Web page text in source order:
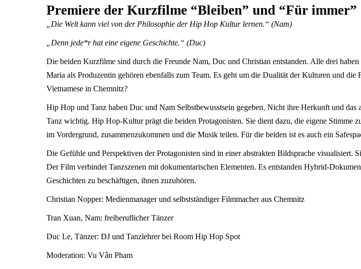
Premiere der Kurzfilme “Bleiben” und “Für immer”
„Die Welt kann viel von der Philosophie der Hip Hop Kultur lernen.“ (Nam)
„Denn jede*r hat eine eigene Geschichte.“ (Duc)
Die beiden Kurzfilme sind durch die Freunde Nam, Duc und Christian entstanden. Alle drei
Maria als Produzentin gehören ebenfalls zum Team. Es geht um die Dualität der Kulturen und
Vietnamese in Chemnitz?
Hip Hop und Tanz haben Duc und Nam Selbstbewusstsein gegeben. Nicht ihre Herkunft und
Tanz wichtig. Hip Hop-Kultur prägt die beiden Protagonisten. Sie dient dazu, die eigene
im Vordergrund, zusammenzukommen und die Musik teilen. Für die beiden ist es auch ein
Die Gefühle und Perspektiven der Protagonisten sind in einer abstrakten Bildsprache visualisiert.
Der Film verbindet Tanzszenen mit dokumentarischen Elementen. Es entstanden Hybrid-
Geschichten zu beschäftigen, ihnen zuzuhören.
Christian Nopper: Medienmanager und selbstständiger Filmmacher aus Chemnitz
Tran Xuan, Nam: freiberuflicher Tänzer
Duc Le, Tänzer: DJ und Tanzlehrer bei Room Hip Hop Spot
Moderation: Vu Vân Pham